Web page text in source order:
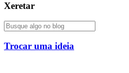
Xeretar
Trocar uma ideia